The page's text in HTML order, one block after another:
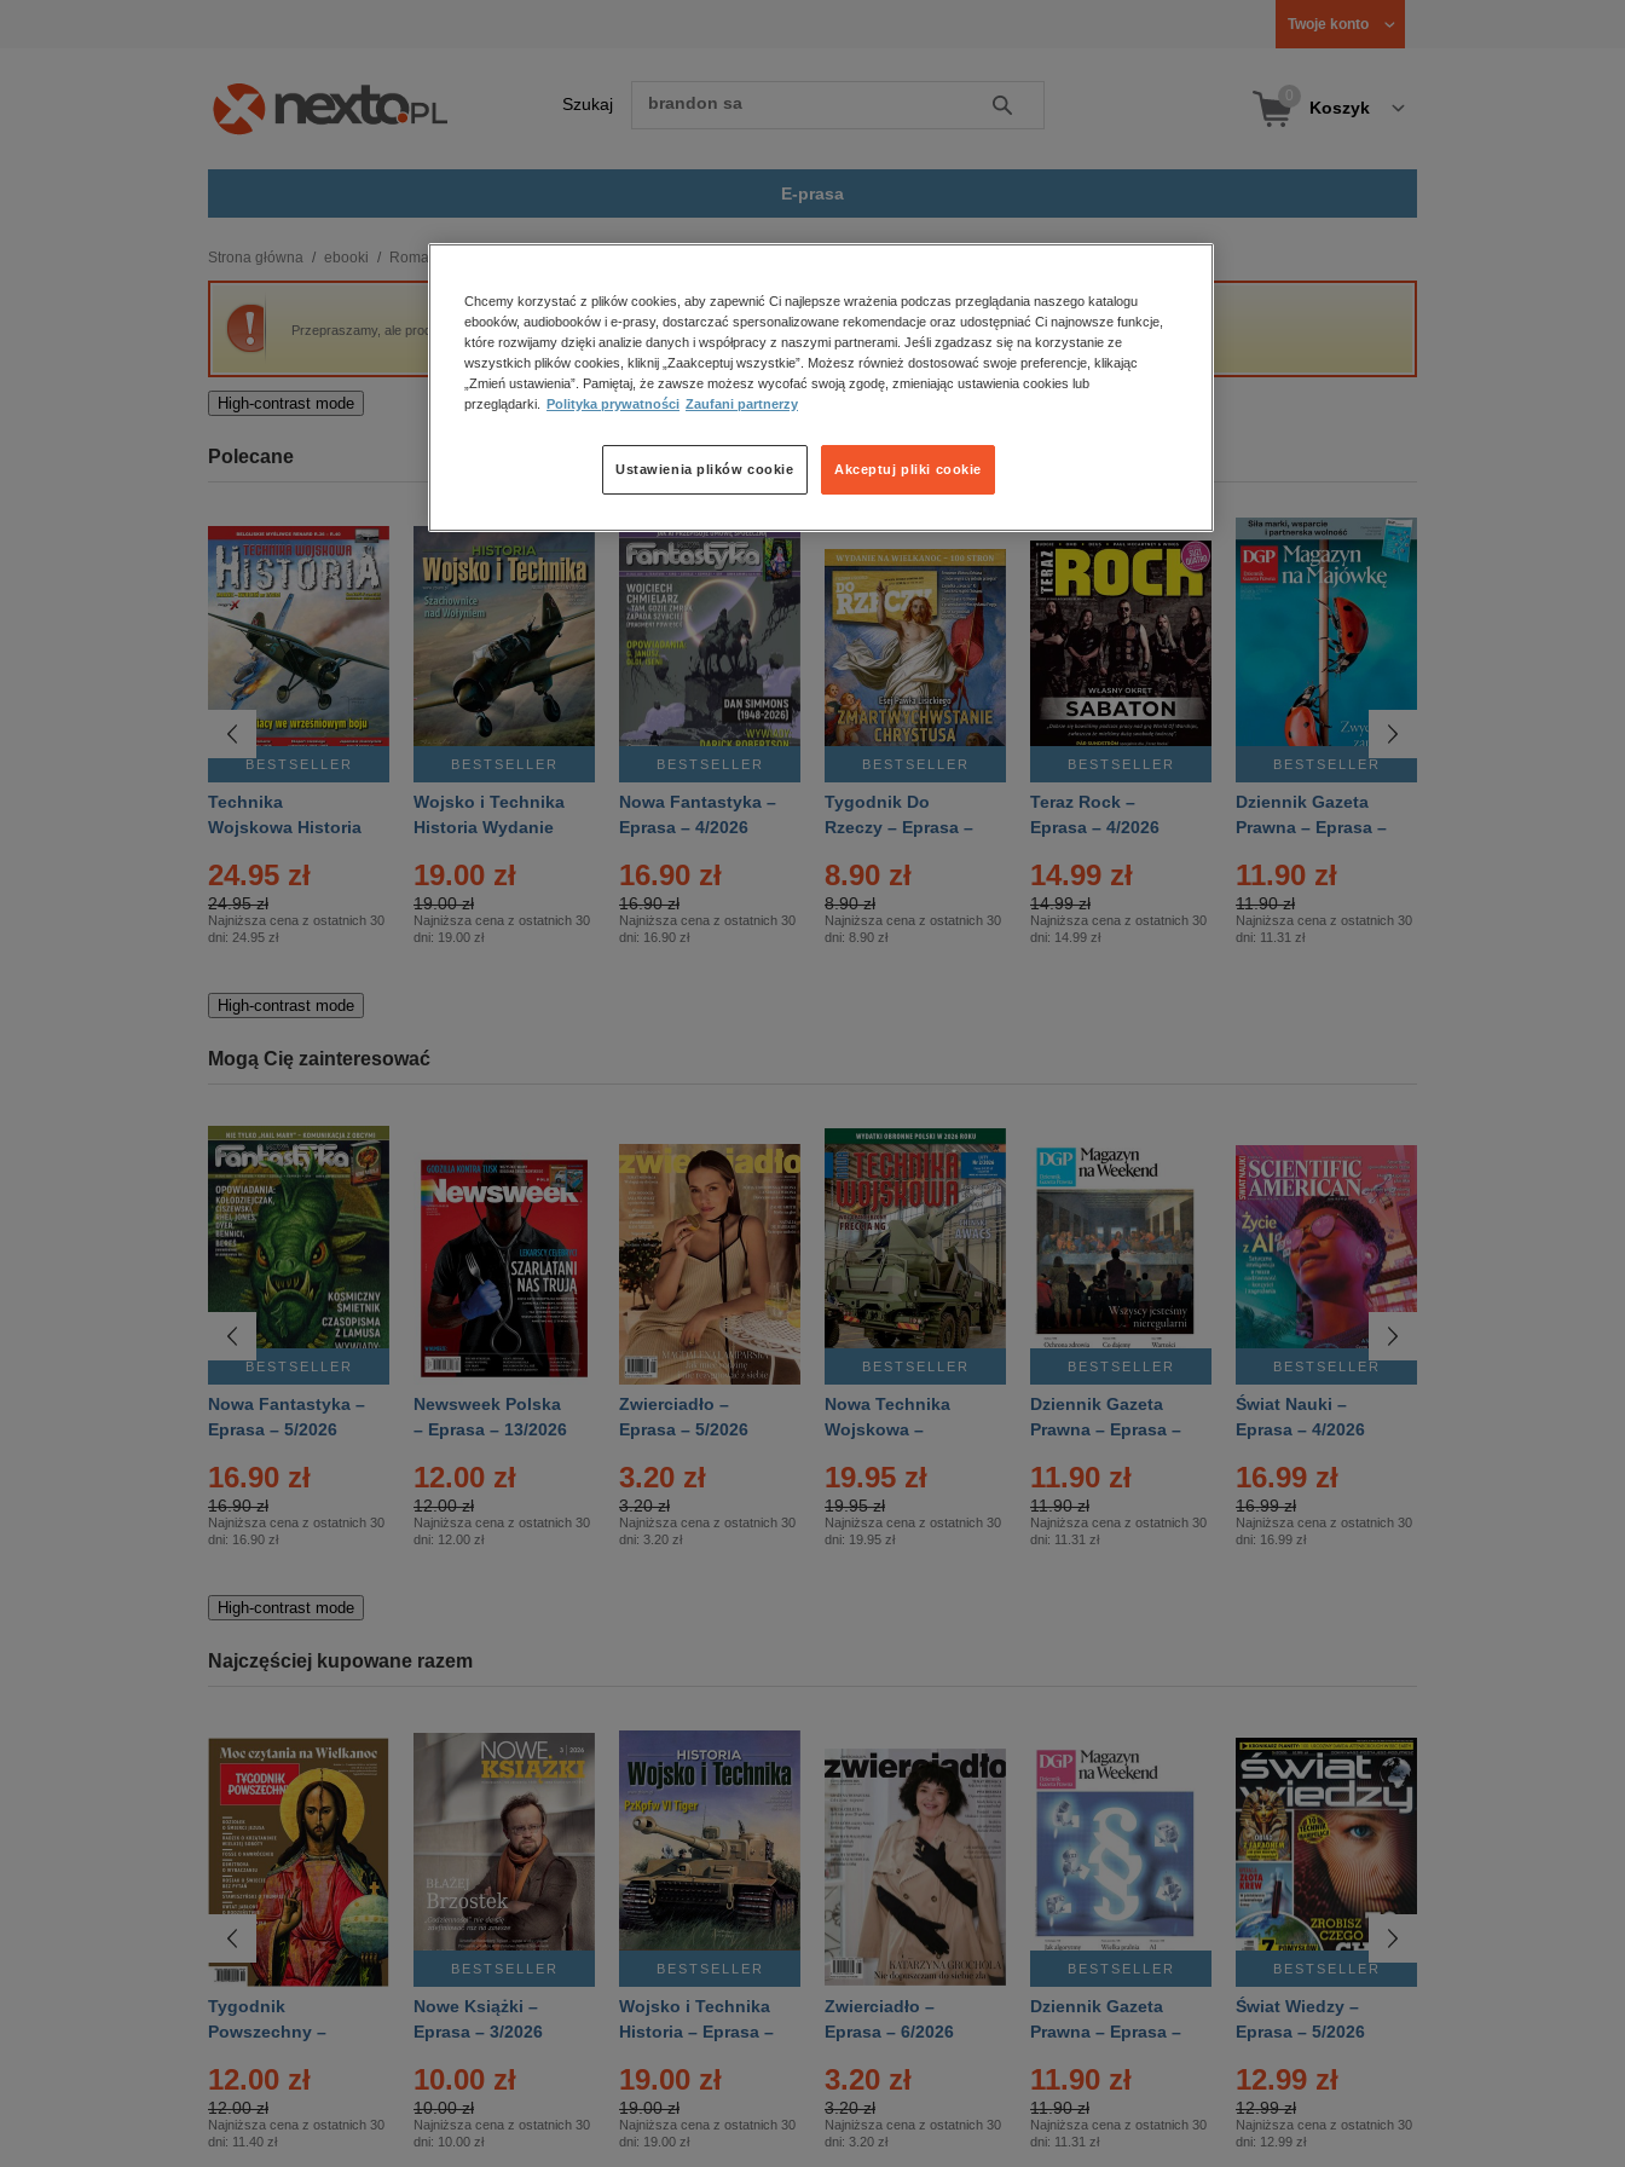
Twoje konto
Szukaj Szukaj Koszyk
E-prasa
budownictwo, aranżacja wnętrz
biznesowe, branżowe, gospodarka
darmowe wydania
edukacja
kobiece, lifestyle, kultura
polityka, społeczno-informacyjne
psychologiczne
inne
popularno-naukowe
historia
zdrowie
religie
Strona główna ebooki Romans i erotyka
Przepraszamy, ale produkt „HellPunk” nie jest dostępny.
High-contrast mode
Polecane
BESTSELLER
Technika
Wojskowa Historia
24.95 zł
24.95 zł
Najniższa cena z ostatnich 30
dni: 24.95 zł
BESTSELLER
Wojsko i Technika
Historia Wydanie
– 2/2026
19.00 zł
19.00 zł
Najniższa cena z ostatnich 30
dni: 19.00 zł
BESTSELLER
Nowa Fantastyka –
Eprasa – 4/2026
16.90 zł
16.90 zł
Najniższa cena z ostatnich 30
dni: 16.90 zł
BESTSELLER
Tygodnik Do
Rzeczy – Eprasa –
8.90 zł
8.90 zł
Najniższa cena z ostatnich 30
dni: 8.90 zł
BESTSELLER
Teraz Rock –
Eprasa – 4/2026
14.99 zł
14.99 zł
Najniższa cena z ostatnich 30
dni: 14.99 zł
BESTSELLER
Dziennik Gazeta
Prawna – Eprasa –
11.90 zł
11.90 zł
Najniższa cena z ostatnich 30
dni: 11.31 zł
High-contrast mode
Mogą Cię zainteresować
BESTSELLER
Nowa Fantastyka –
Eprasa – 5/2026
16.90 zł
16.90 zł
Najniższa cena z ostatnich 30
dni: 16.90 zł
Newsweek Polska
– Eprasa – 13/2026
12.00 zł
12.00 zł
Najniższa cena z ostatnich 30
dni: 12.00 zł
Zwierciadło –
Eprasa – 5/2026
3.20 zł
3.20 zł
Najniższa cena z ostatnich 30
dni: 3.20 zł
BESTSELLER
Nowa Technika
Wojskowa –
19.95 zł
19.95 zł
Najniższa cena z ostatnich 30
dni: 19.95 zł
BESTSELLER
Dziennik Gazeta
Prawna – Eprasa –
11.90 zł
11.90 zł
Najniższa cena z ostatnich 30
dni: 11.31 zł
BESTSELLER
Świat Nauki –
Eprasa – 4/2026
16.99 zł
16.99 zł
Najniższa cena z ostatnich 30
dni: 16.99 zł
High-contrast mode
Najczęściej kupowane razem
Tygodnik
Powszechny –
12.00 zł
12.00 zł
Najniższa cena z ostatnich 30
dni: 11.40 zł
BESTSELLER
Nowe Książki –
Eprasa – 3/2026
10.00 zł
10.00 zł
Najniższa cena z ostatnich 30
dni: 10.00 zł
BESTSELLER
Wojsko i Technika
Historia – Eprasa –
19.00 zł
19.00 zł
Najniższa cena z ostatnich 30
dni: 19.00 zł
Zwierciadło –
Eprasa – 6/2026
3.20 zł
3.20 zł
Najniższa cena z ostatnich 30
dni: 3.20 zł
BESTSELLER
Dziennik Gazeta
Prawna – Eprasa –
11.90 zł
11.90 zł
Najniższa cena z ostatnich 30
dni: 11.31 zł
BESTSELLER
Świat Wiedzy –
Eprasa – 5/2026
12.99 zł
12.99 zł
Najniższa cena z ostatnich 30
dni: 12.99 zł
Chcemy korzystać z plików cookies, aby zapewnić Ci najlepsze wrażenia podczas przeglądania naszego katalogu
ebooków, audiobooków i e-prasy, dostarczać spersonalizowane rekomendacje oraz udostępniać Ci najnowsze funkcje,
które rozwijamy dzięki analizie danych i współpracy z naszymi partnerami. Jeśli zgadzasz się na korzystanie ze
wszystkich plików cookies, kliknij „Zaakceptuj wszystkie”. Możesz również dostosować swoje preferencje, klikając
„Zmień ustawienia”. Pamiętaj, że zawsze możesz wycofać swoją zgodę, zmieniając ustawienia cookies lub
przeglądarki.
Polityka prywatności Zaufani partnerzy
Akceptuj pliki cookie
Ustawienia plików cookie